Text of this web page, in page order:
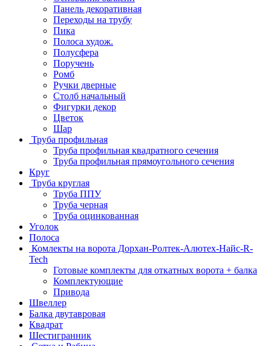
Панель декоративная
Переходы на трубу
Пика
Полоса худож.
Полусфера
Поручень
Ромб
Ручки дверные
Столб начальный
Фигурки декор
Цветок
Шар
Труба профильная
Труба профильная квадратного сечения
Труба профильная прямоугольного сечения
Круг
Труба круглая
Труба ППУ
Труба черная
Труба оцинкованная
Уголок
Полоса
Комлекты на ворота Дорхан-Ролтек-Алютех-Найс-R-
Tech
Готовые комплекты для откатных ворота + балка
Комплектующие
Привода
Швеллер
Балка двутавровая
Квадрат
Шестигранник